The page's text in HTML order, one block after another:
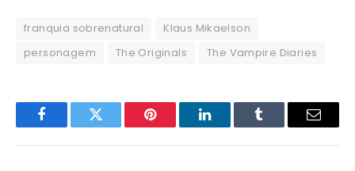
franquia sobrenatural
Klaus Mikaelson
personagem
The Originals The Vampire Diaries
FacebookTwitter Pinterest LinkedInTumblr Email